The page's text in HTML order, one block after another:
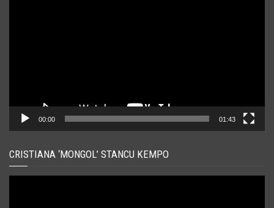
00:00 01:43
CRISTIANA ‘MONGOL’ STANCU KEMPO